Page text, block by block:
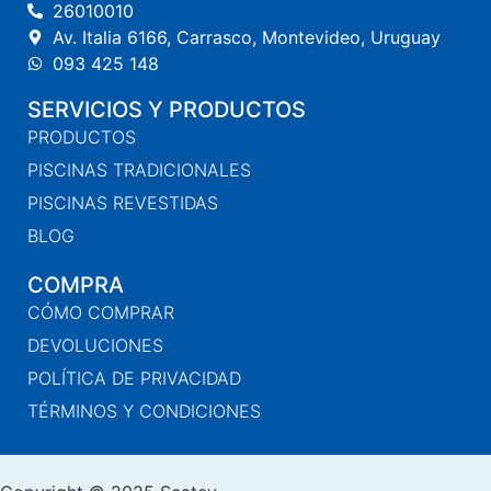
26010010
Av. Italia 6166, Carrasco, Montevideo, Uruguay
093 425 148
SERVICIOS Y PRODUCTOS
PRODUCTOS
PISCINAS TRADICIONALES
PISCINAS REVESTIDAS
BLOG
COMPRA
CÓMO COMPRAR
DEVOLUCIONES
POLÍTICA DE PRIVACIDAD
TÉRMINOS Y CONDICIONES